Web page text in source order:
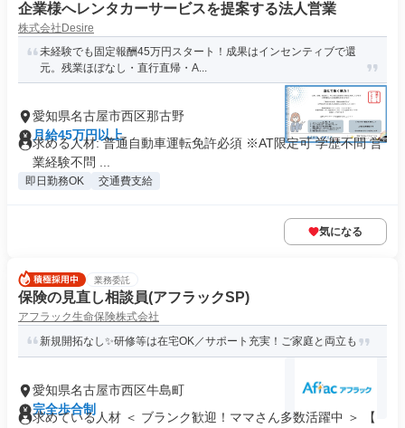
企業様へレンタカーサービスを提案する法人営業
株式会社Desire
未経験でも固定報酬45万円スタート！成果はインセンティブで還
元。残業ほぼなし・直行直帰・A...
愛知県名古屋市西区那古野
月給45万円以上
求める人材: 普通自動車運転免許必須 ※AT限定可 学歴不問 営
業経験不問 ...
即日勤務OK 交通費支給
気になる
業務委託
保険の見直し相談員(アフラックSP)
アフラック生命保険株式会社
新規開拓なし✨研修等は在宅OK／サポート充実！ご家庭と両立も
愛知県名古屋市西区牛島町
完全歩合制
求めている人材 ＜ ブランク歓迎！ママさん多数活躍中 ＞ 【